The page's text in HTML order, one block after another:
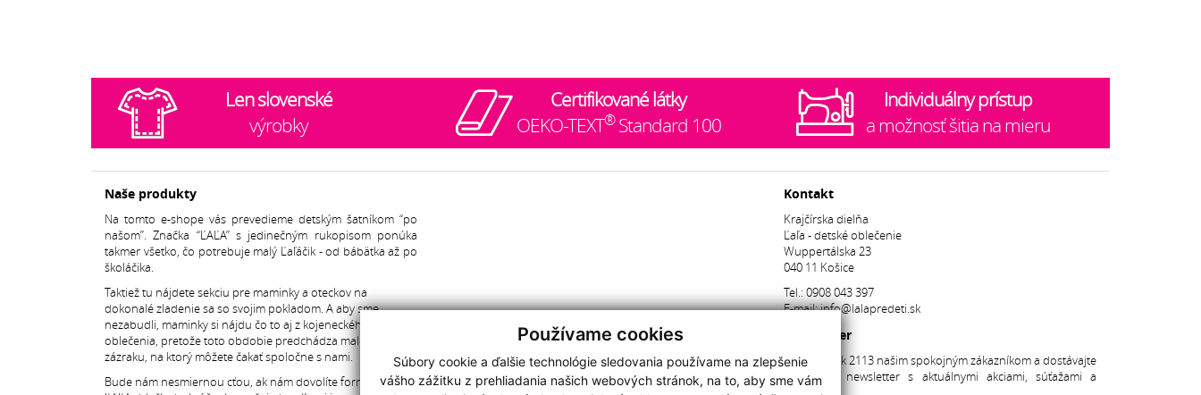
Používame cookies
Súbory cookie a ďalšie technológie sledovania používame na zlepšenie
vášho zážitku z prehliadania našich webových stránok, na to, aby sme vám
Len slovenské
výrobky
Certifikované látky
OEKO-TEXT®Standard 100
Individuálny prístup
a možnosť šitia na mieru
Naše produkty
Na tomto e-shope vás prevedieme detským šatníkom “po
našom”. Značka “ĽAĽA” s jedinečným rukopisom ponúka
takmer všetko, čo potrebuje malý Ľaľáčik - od bábätka až po
školáčika.
Taktiež tu nájdete sekciu pre maminky a oteckov na
dokonalé zladenie sa so svojim pokladom. A aby sme
nezabudli, maminky si nájdu čo to aj z kojeneckého
oblečenia, pretože toto obdobie predchádza malému
zázraku, na ktorý môžete čakať spoločne s nami.
Bude nám nesmiernou cťou, ak nám dovolíte formou
Kontakt
Krajčírska dielňa
Ľaľa - detské oblečenie
Wuppertálska 23
040 11 Košice
Tel.: 0908 043 397
E-mail:info@lalapredeti.sk
Newsletter
Pridajte sa k 2113 našim spokojným zákazníkom a dostávajte
pravidelný newsletter s aktuálnymi akciami, súťažami a